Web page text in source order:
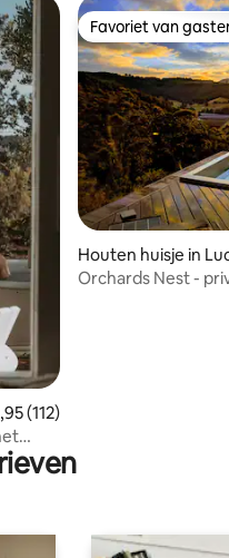
beoordeling van
(112)
Favoriet van
Favoriet van
Houten huisje in
Orchards Nest -